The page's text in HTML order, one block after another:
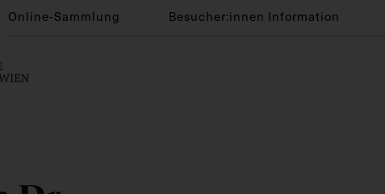
Online-Sammlung Besucher:innen Information